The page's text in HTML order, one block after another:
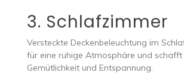
3. Schlafzimmer
Versteckte Deckenbeleuchtung im
für eine ruhige Atmosphäre und schafft
Gemütlichkeit und Entspannung.